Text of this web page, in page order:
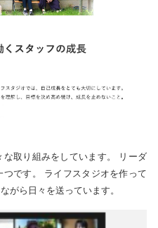
取り組みをしています。 リーダ
です。 ライフスタジオを作って
がら日々を送っています。